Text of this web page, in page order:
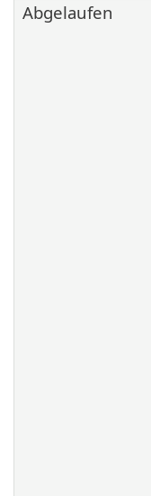
Abgelaufen